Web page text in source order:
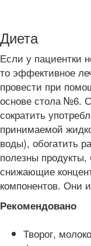
Диета
Если у пациентки
то эффективное
провести при
основе стола №6.
сократить
принимаемой
воды), обогатить
полезны
снижающие
компонентов. Они
Рекомендовано
Творог,